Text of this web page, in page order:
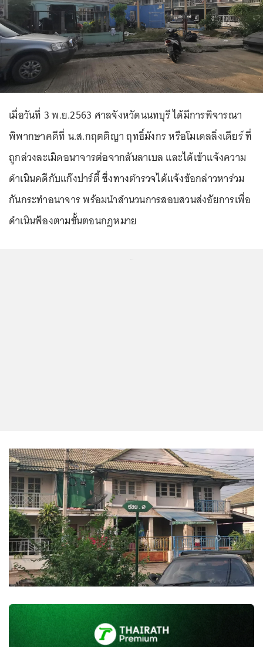
เมื่อวันที่ 3 พ.ย.2563 ศาลจังหวัดนนทบุรี ได้มีการพิจารณา
พิพากษาคดีที่ น.ส.กฤตติญา ฤทธิ์มังกร หรือโมเดลลิ่งเดียร์ ที่
ถูกล่วงละเมิดอนาจารต่อจากลันลาเบล และได้เข้าแจ้งความ
ดำเนินคดีกับแก๊งปาร์ตี้ ซึ่งทางตำรวจได้แจ้งข้อกล่าวหาร่วม
กันกระทำอนาจาร พร้อมนำสำนวนการสอบสวนส่งอัยการเพื่อ
ดำเนินฟ้องตามขั้นตอนกฎหมาย